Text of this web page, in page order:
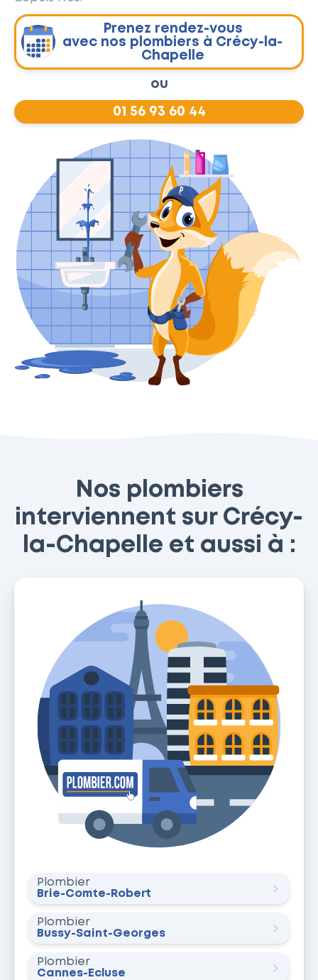
Prenez rendez-vous
avec nos plombiers à Crécy-la-
Chapelle
ou
01 56 93 60 44
Nos plombiers
interviennent sur Crécy-
la-Chapelle et aussi à :
Plombier
Brie-Comte-Robert
Plombier
Bussy-Saint-Georges
Plombier
Cannes-Écluse